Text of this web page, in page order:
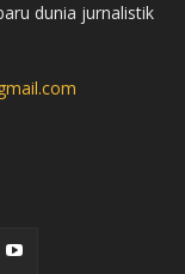
dunia jurnalistik